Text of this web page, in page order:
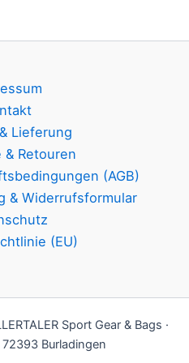
Lieferung
& Retouren
(AGB)
& Widerrufsformular
(EU)
Sport Gear & Bags ·
72393 Burladingen